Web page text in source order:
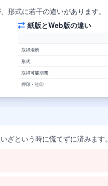
形式に若干の違いがあります。
紙版とWeb版の違い
取得場所
形式
取得可能期間
押印・社印
ざという時に慌てずに済みます。